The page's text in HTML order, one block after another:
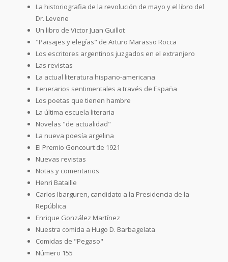
La historiografia de la revolución de mayo y el libro del
Dr. Levene
Un libro de Victor Juan Guillot
"Paisajes y elegías" de Arturo Marasso Rocca
Los escritores argentinos juzgados en el extranjero
Las revistas
La actual literatura hispano-americana
Itenerarios sentimentales a través de España
Los poetas que tienen hambre
La última escuela literaria
Novelas "de actualidad"
La nueva poesía argelina
El Premio Goncourt de 1921
Nuevas revistas
Notas y comentarios
Henri Bataille
Carlos Ibarguren, candidato a la Presidencia de la
República
Enrique González Martínez
Nuestra comida a Hugo D. Barbagelata
Comidas de "Pegaso"
Número 155